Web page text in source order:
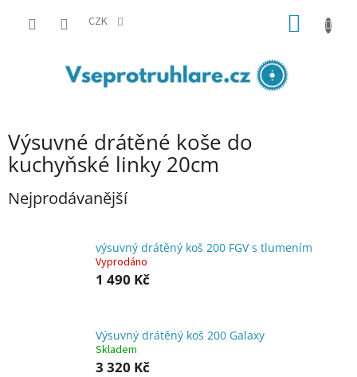
CZK
Výsuvné drátěné koše do
kuchyňské linky 20cm
Nejprodávanější
výsuvný drátěný koš 200 FGV s tlumením
Vyprodáno
1 490 Kč
Výsuvný drátěný koš 200 Galaxy
Skladem
3 320 Kč